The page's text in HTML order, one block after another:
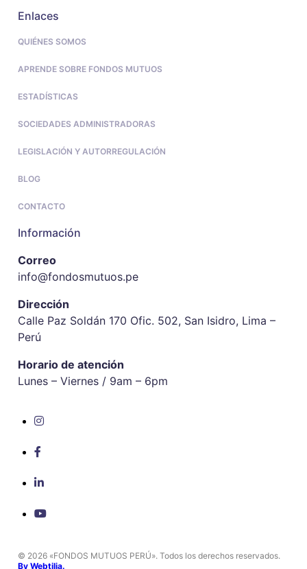
Enlaces
QUIÉNES SOMOS
APRENDE SOBRE FONDOS MUTUOS
ESTADÍSTICAS
SOCIEDADES ADMINISTRADORAS
LEGISLACIÓN Y AUTORREGULACIÓN
BLOG
CONTACTO
Información
Correo
info@fondosmutuos.pe
Dirección
Calle Paz Soldán 170 Ofic. 502, San Isidro, Lima –
Perú
Horario de atención
Lunes – Viernes / 9am – 6pm
© 2026 «FONDOS MUTUOS PERÚ». Todos los derechos reservados.
By Webtilia.